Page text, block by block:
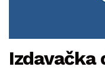
Izdavačka